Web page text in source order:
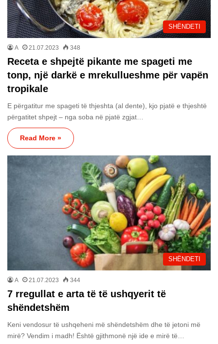
SHËNDETI
A 21.07.2023 348
Receta e shpejtë pikante me spageti me
tonp, një darkë e mrekullueshme për vapën
tropikale
E përgatitur me spageti të thjeshta (al dente), kjo pjatë e thjeshtë
përgatitet shpejt – nga soba në pjatë zgjat…
Read More »
SHËNDETI
A 21.07.2023 344
7 rregullat e arta të të ushqyerit të
shëndetshëm
Keni vendosur të ushqeheni më shëndetshëm dhe të jetoni më
mirë? Vendim i madh! Është gjithmonë një ide e mirë të…